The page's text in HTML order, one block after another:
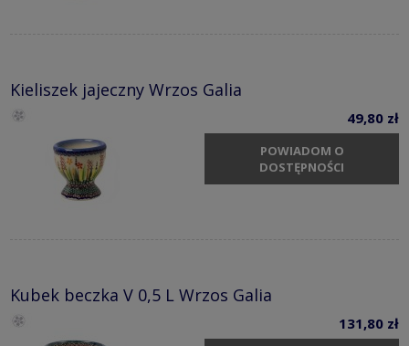
Kieliszek jajeczny Wrzos Galia
49,80 zł
POWIADOM O
DOSTĘPNOŚCI
Kubek beczka V 0,5 L Wrzos Galia
131,80 zł